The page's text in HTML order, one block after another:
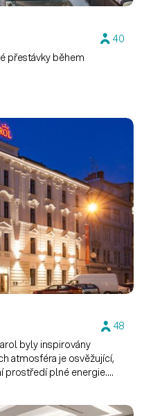
40
přestávky během
48
byly inspirovány
atmosféra je osvěžující,
prostředí plné energie.